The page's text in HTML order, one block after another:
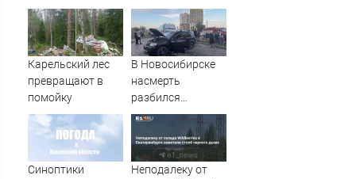
сработала:
Мощнейший удар
на самом
неожиданном
Армия
реку. Ключевой
узел обороны пал
мошенников с
якобы
зачислением
денег на счет
Карельский лес
превращают в
помойку
В Новосибирске
насмерть
разбился
мотоциклист
Синоптики
Неподалеку от